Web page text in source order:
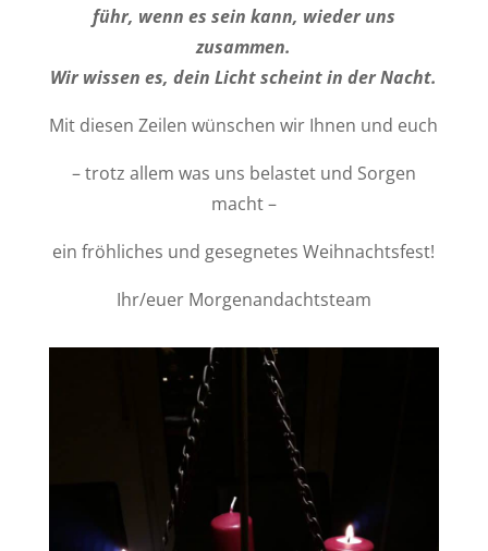
führ, wenn es sein kann, wieder uns
zusammen.
Wir wissen es, dein Licht scheint in der Nacht.
Mit diesen Zeilen wünschen wir Ihnen und euch
– trotz allem was uns belastet und Sorgen
macht –
ein fröhliches und gesegnetes Weihnachtsfest!
Ihr/euer Morgenandachtsteam